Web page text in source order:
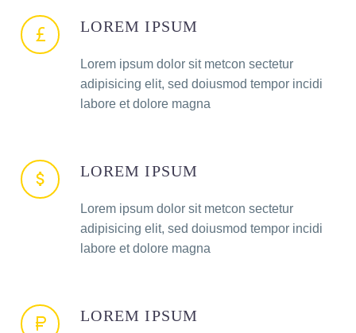
LOREM IPSUM
Lorem ipsum dolor sit metcon sectetur
adipisicing elit, sed doiusmod tempor incidi
labore et dolore magna
LOREM IPSUM
Lorem ipsum dolor sit metcon sectetur
adipisicing elit, sed doiusmod tempor incidi
labore et dolore magna
LOREM IPSUM